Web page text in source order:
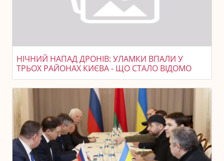
НІЧНИЙ НАПАД ДРОНІВ: УЛАМКИ ВПАЛИ У
ТРЬОХ РАЙОНАХ КИЄВА - ЩО СТАЛО ВІДОМО